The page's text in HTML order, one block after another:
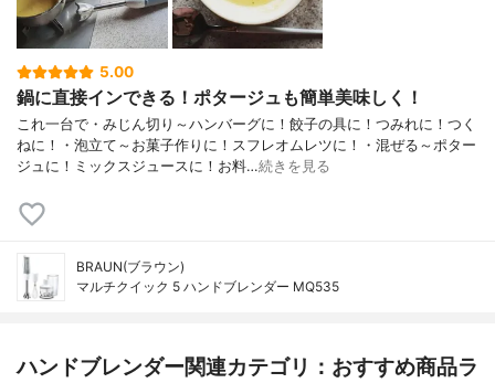
5.00
鍋に直接インできる！ポタージュも簡単美味しく！
これ一台で・みじん切り～ハンバーグに！餃子の具に！つみれに！つく
ねに！・泡立て～お菓子作りに！スフレオムレツに！・混ぜる～ポター
ジュに！ミックスジュースに！お料…続きを見る
BRAUN(ブラウン)
マルチクイック 5 ハンドブレンダー MQ535
ハンドブレンダー関連カテゴリ：おすすめ商品ラ